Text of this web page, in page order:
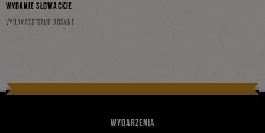
WYDANIE SŁOWACKIE
VYDAVATEĽSTVO ABSYNT
WYDARZENIA